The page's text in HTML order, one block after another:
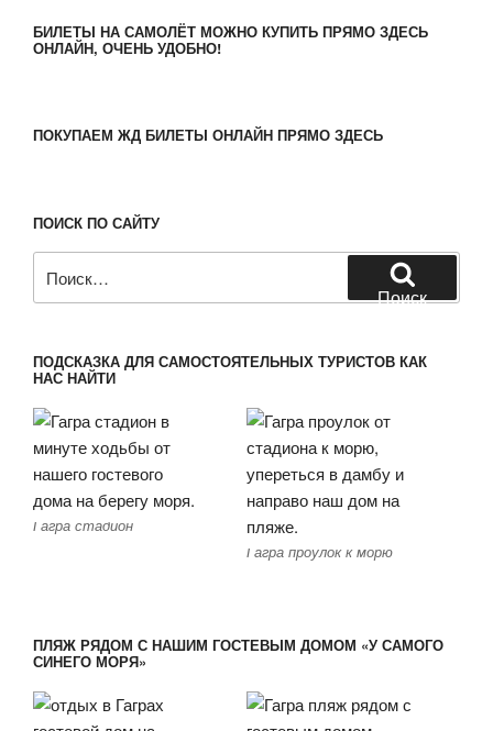
БИЛЕТЫ НА САМОЛЁТ МОЖНО КУПИТЬ ПРЯМО ЗДЕСЬ
ОНЛАЙН, ОЧЕНЬ УДОБНО!
ПОКУПАЕМ ЖД БИЛЕТЫ ОНЛАЙН ПРЯМО ЗДЕСЬ
ПОИСК ПО САЙТУ
Поиск
ПОДСКАЗКА ДЛЯ САМОСТОЯТЕЛЬНЫХ ТУРИСТОВ КАК
НАС НАЙТИ
Гагра стадион
Гагра проулок к морю
ПЛЯЖ РЯДОМ С НАШИМ ГОСТЕВЫМ ДОМОМ «У САМОГО
СИНЕГО МОРЯ»